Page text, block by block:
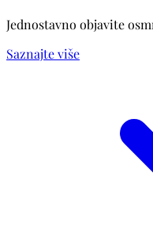
Jednostavno objavite
Saznajte više